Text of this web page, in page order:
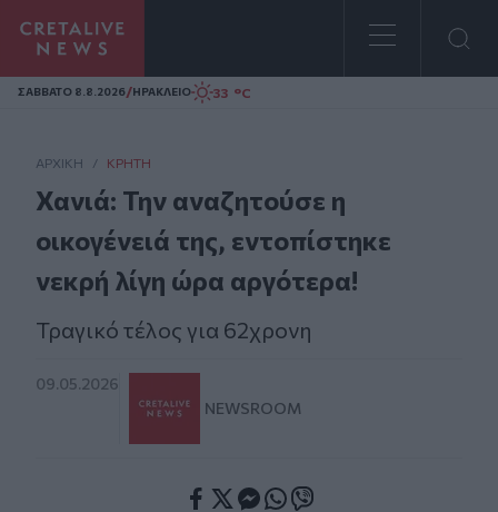
Homepage
ΣAΒΒΑΤΟ 8.8.2026/ΗΡΑΚΛΕΙΟ 33 °C
ΑΡΧΙΚΗ / ΚΡΉΤΗ
Χανιά: Την αναζητούσε η
οικογένειά της, εντοπίστηκε
νεκρή λίγη ώρα αργότερα!
Τραγικό τέλος για 62χρονη
09.05.2026
NEWSROOM